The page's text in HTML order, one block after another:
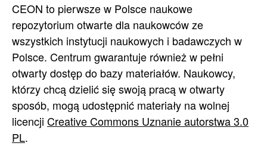
CEON to pierwsze w Polsce naukowe
repozytorium otwarte dla naukowców ze
wszystkich instytucji naukowych i badawczych w
Polsce. Centrum gwarantuje również w pełni
otwarty dostęp do bazy materiałów. Naukowcy,
którzy chcą dzielić się swoją pracą w otwarty
sposób, mogą udostępnić materiały na wolnej
licencji Creative Commons Uznanie autorstwa 3.0
PL.